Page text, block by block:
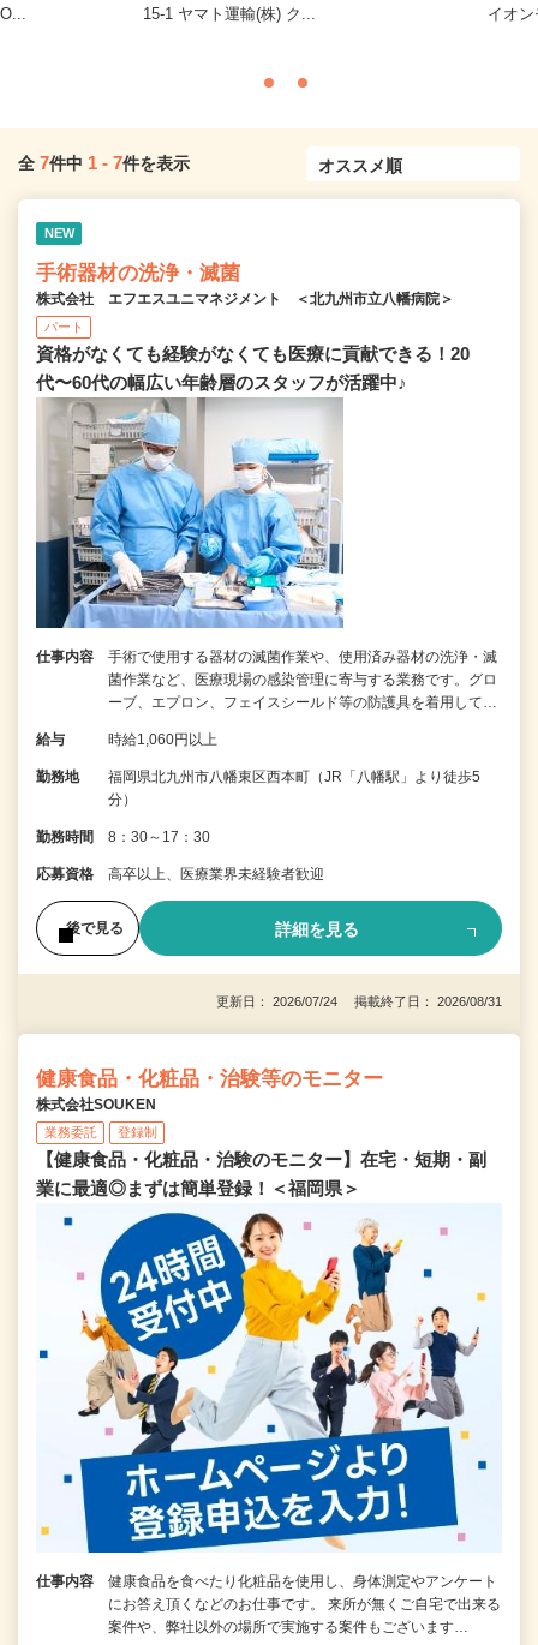
15-1 ヤマト運輸(株) ク...
イオン
全 7件中 1 - 7件を表示
NEW
手術器材の洗浄・滅菌
株式会社 エフエスユニマネジメント ＜北九州市立八幡病院＞
パート
資格がなくても経験がなくても医療に貢献できる！20
代〜60代の幅広い年齢層のスタッフが活躍中♪
仕事内容
手術で使用する器材の滅菌作業や、使用済み器材の洗浄・滅
菌作業など、医療現場の感染管理に寄与する業務です。グロ
ーブ、エプロン、フェイスシールド等の防護具を着用して…
給与 時給1,060円以上
勤務地
福岡県北九州市八幡東区西本町（JR「八幡駅」より徒歩5
分）
勤務時間 8：30～17：30
応募資格 高卒以上、医療業界未経験者歓迎
後で見る 詳細を見る
更新日： 2026/07/24 掲載終了日： 2026/08/31
健康食品・化粧品・治験等のモニター
株式会社SOUKEN
業務委託 登録制
【健康食品・化粧品・治験のモニター】在宅・短期・副
業に最適◎まずは簡単登録！＜福岡県＞
仕事内容
健康食品を食べたり化粧品を使用し、身体測定やアンケート
にお答え頂くなどのお仕事です。 来所が無くご自宅で出来る
案件や、弊社以外の場所で実施する案件もございます…